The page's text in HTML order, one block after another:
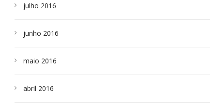
julho 2016
junho 2016
maio 2016
abril 2016